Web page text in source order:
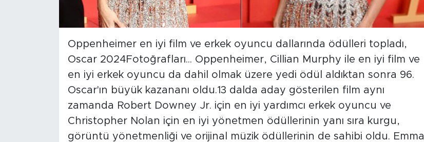
Oppenheimer en iyi film ve erkek oyuncu dallarında ödülleri topladı,
Oscar 2024Fotoğrafları... Oppenheimer, Cillian Murphy ile en iyi film ve
en iyi erkek oyuncu da dahil olmak üzere yedi ödül aldıktan sonra 96.
Oscar'ın büyük kazananı oldu.13 dalda aday gösterilen film aynı
zamanda Robert Downey Jr. için en iyi yardımcı erkek oyuncu ve
Christopher Nolan için en iyi yönetmen ödüllerinin yanı sıra kurgu,
görüntü yönetmenliği ve orijinal müzik ödüllerinin de sahibi oldu. Emma